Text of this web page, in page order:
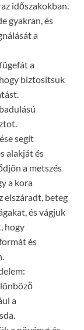
időszakokban.
gyakran, és
a
a
biztosítsuk
segít
alakját és
a metszés
a kora
elszáradt, beteg
és vágjuk
hogy
és
a